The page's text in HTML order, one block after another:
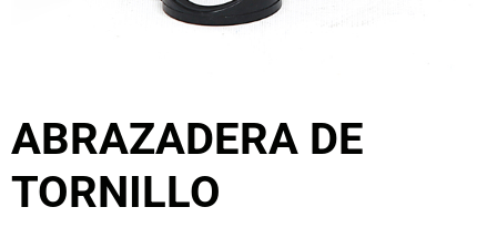
ABRAZADERA DE
TORNILLO